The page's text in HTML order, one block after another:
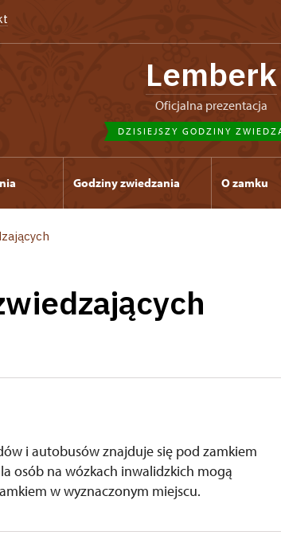
Lemberk
Oficjalna prezentacja
DZISIEJSZY GODZINY
Godziny zwiedzania O zamku
i autobusów znajduje się pod zamkiem
osób na wózkach inwalidzkich mogą
w wyznaczonym miejscu.